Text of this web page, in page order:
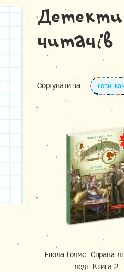
читачів
Сортувати за:
Енола Голмс. Справа
леді. Книга 2